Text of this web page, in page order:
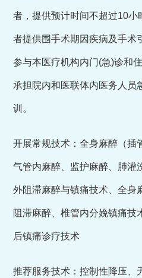
者，提供预计时间不超过10小
者提供围手术期因疾病及手术
参与本医疗机构内门(急)诊和
承担院内和医联体内医务人员
训。
开展常规技术：全身麻醉（插
气管内麻醉、监护麻醉、肺灌
外阻滞麻醉与镇痛技术、全身
阻滞麻醉、椎管内分娩镇痛技
后镇痛诊疗技术
推荐服务技术：控制性降压、